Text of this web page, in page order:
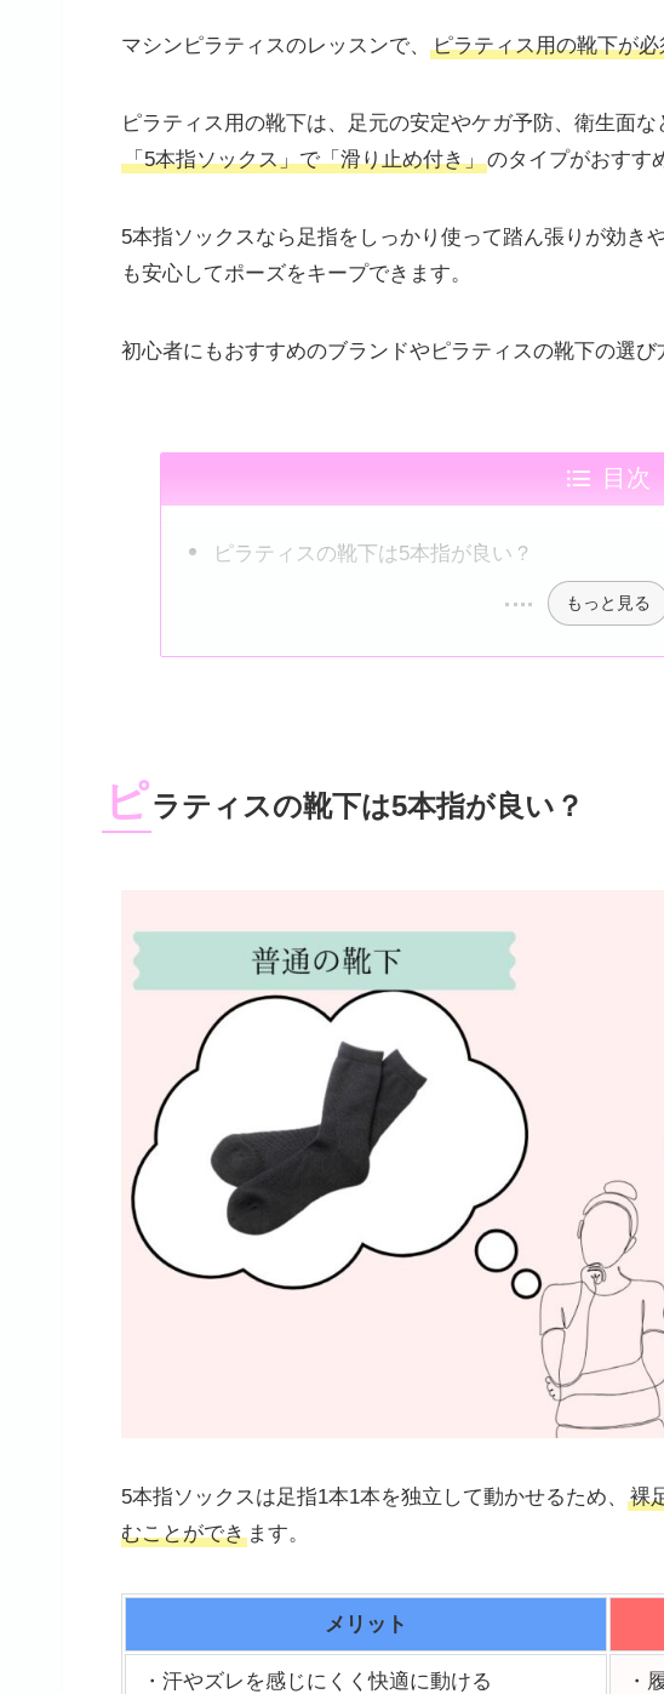
マシンピラティスのレッスンで、 ピラティス用の靴下が
ピラティス用の靴下は、足元の安定やケガ予防、衛生面
「5本指ソックス」で「滑り止め付き」のタイプがおすす
5本指ソックスなら足指をしっかり使って踏ん張りが効き
も安心してポーズをキープできます。
初心者にもおすすめのブランドやピラティスの靴下の選び
目次
ピラティスの靴下は5本指が良い？
もっと見る
ピラティスの靴下は5本指が良い？
5本指ソックスは足指1本1本を独立して動かせるため、
裸
むことができ ます。
メリット
・汗やズレを感じにくく快適に動ける
・